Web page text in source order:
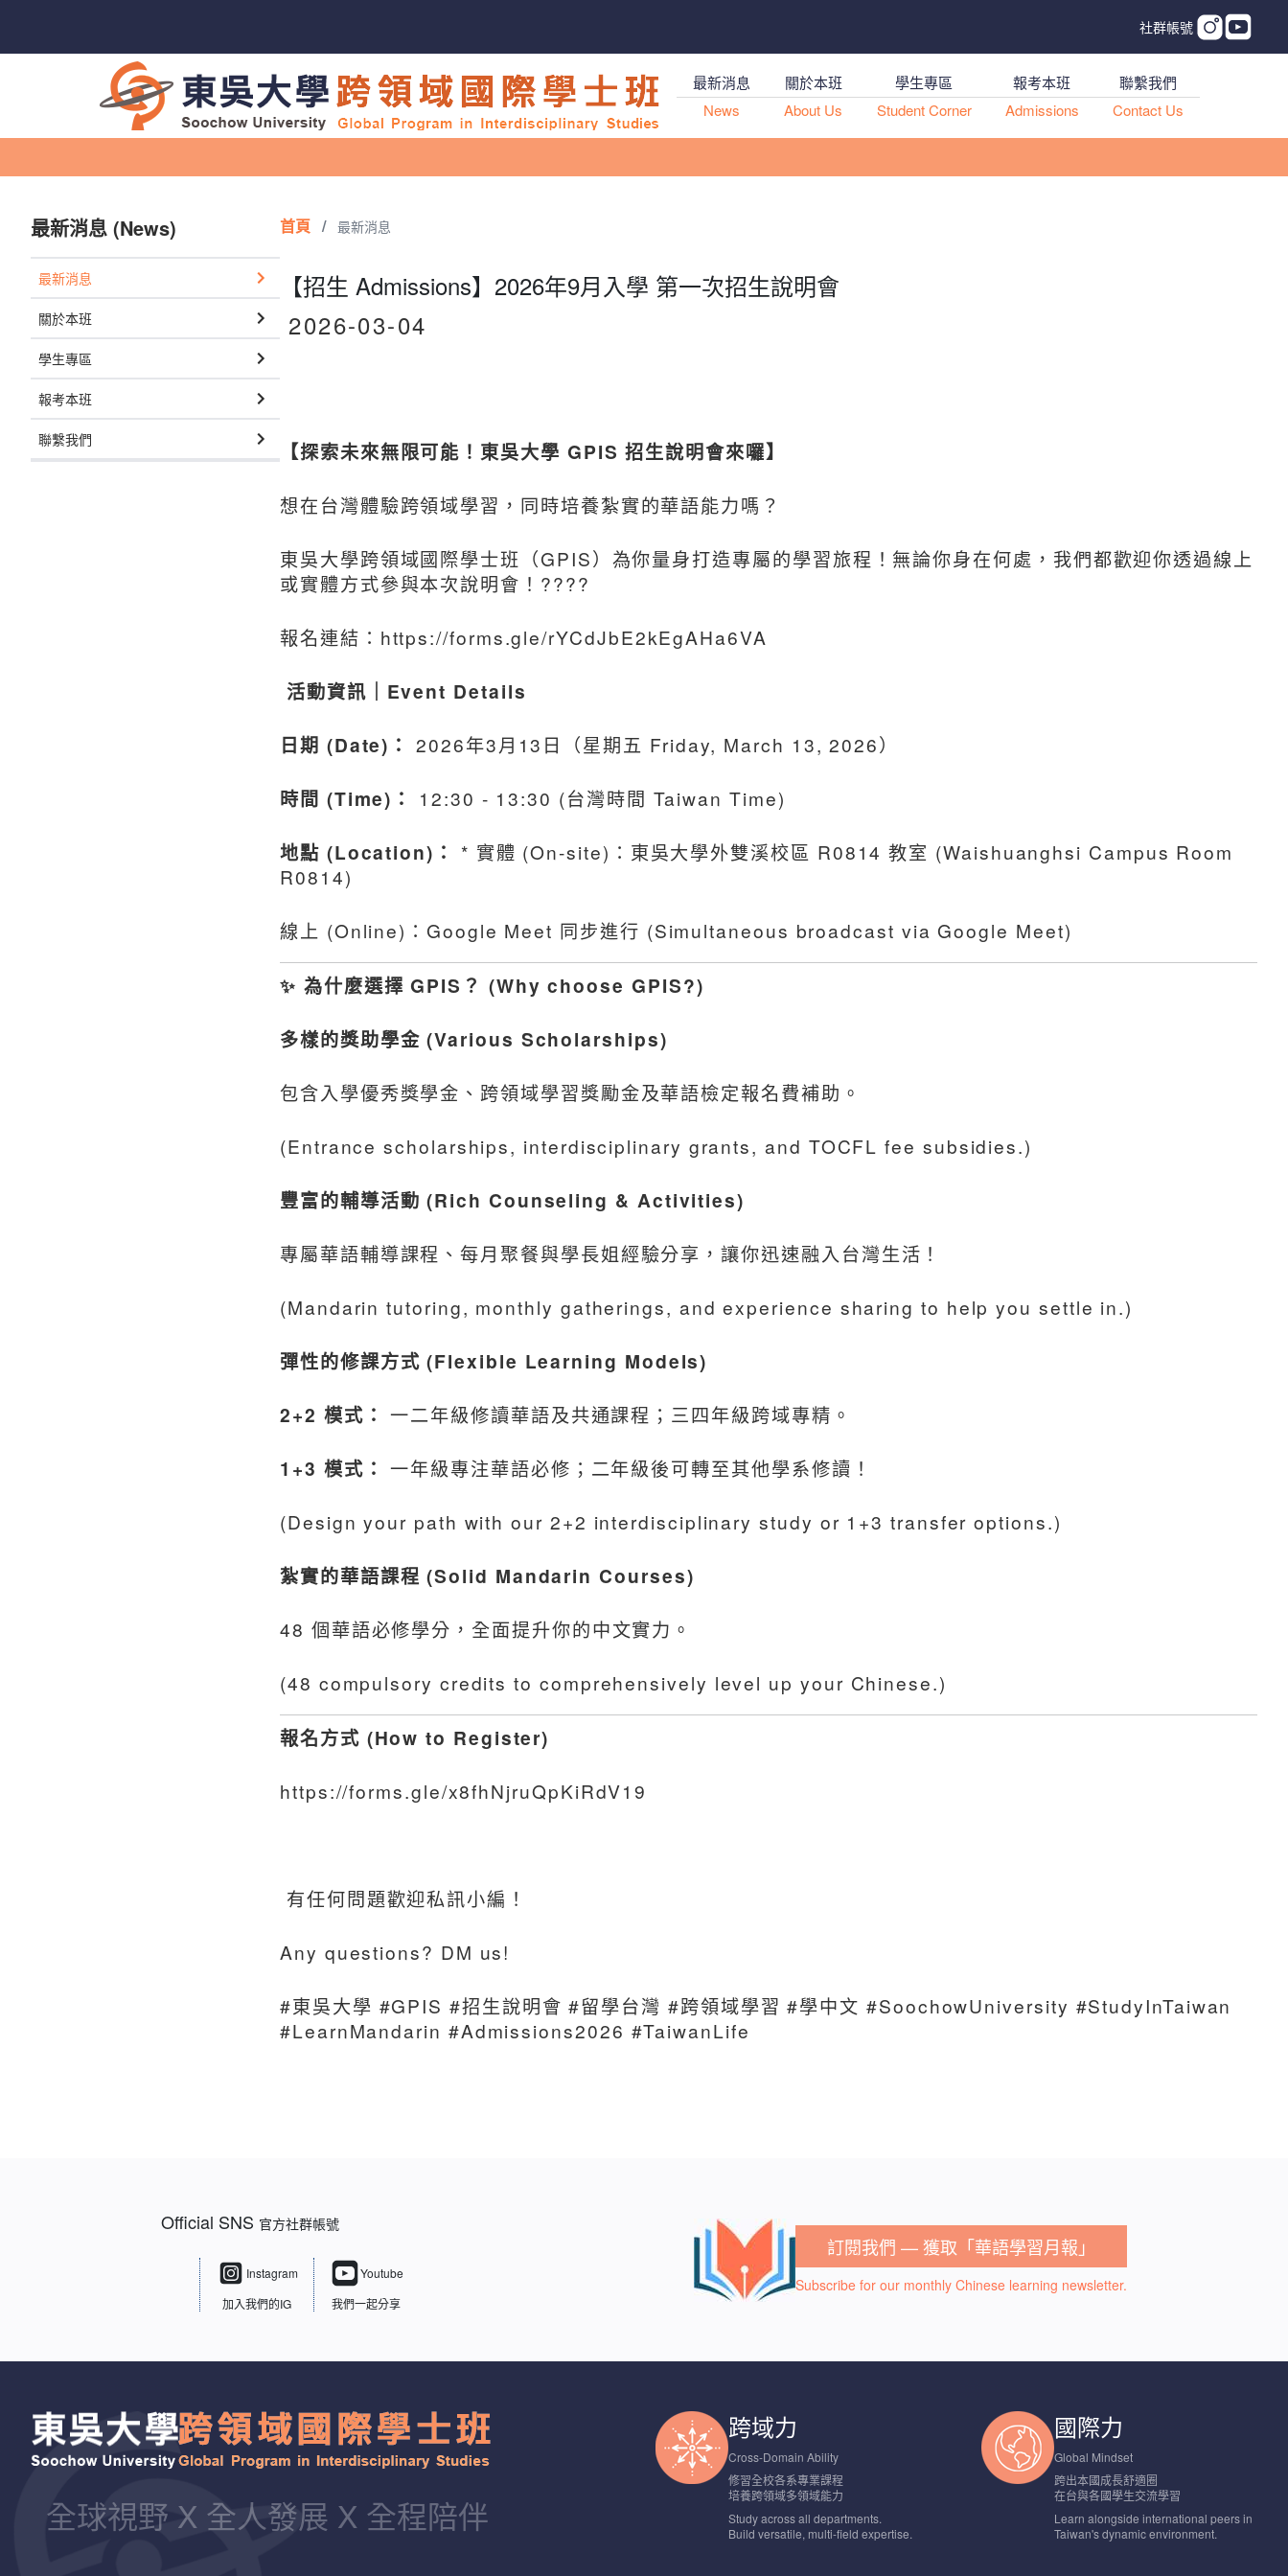
社群帳號
最新消息
News
關於本班
About Us
學生專區
Student Corner
報考本班
Admissions
聯繫我們
Contact Us
最新消息 (News)
最新消息
關於本班
學生專區
報考本班
聯繫我們
首頁 / 最新消息
【招生 Admissions】2026年9月入學 第一次招生說明會
2026-03-04
【探索未來無限可能！東吳大學 GPIS 招生說明會來囉】
想在台灣體驗跨領域學習，同時培養紮實的華語能力嗎？
東吳大學跨領域國際學士班（GPIS）為你量身打造專屬的學習旅程！無論你身在何處，我們都歡迎你透過線上
或實體方式參與本次說明會！????
報名連結： https://forms.gle/rYCdJbE2kEgAHa6VA
活動資訊｜Event Details
日期 (Date)： 2026年3月13日（星期五 Friday, March 13, 2026）
時間 (Time)： 12:30 - 13:30 (台灣時間 Taiwan Time)
地點 (Location)：
* 實體 (On-site)：東吳大學外雙溪校區 R0814 教室 (Waishuanghsi Campus Room
R0814)
線上 (Online)：Google Meet 同步進行 (Simultaneous broadcast via Google Meet)
✨ 為什麼選擇 GPIS？ (Why choose GPIS?)
多樣的獎助學金 (Various Scholarships)
包含入學優秀獎學金、跨領域學習獎勵金及華語檢定報名費補助。
(Entrance scholarships, interdisciplinary grants, and TOCFL fee subsidies.)
豐富的輔導活動 (Rich Counseling & Activities)
專屬華語輔導課程、每月聚餐與學長姐經驗分享，讓你迅速融入台灣生活！
(Mandarin tutoring, monthly gatherings, and experience sharing to help you settle in.)
彈性的修課方式 (Flexible Learning Models)
2+2 模式： 一二年級修讀華語及共通課程；三四年級跨域專精。
1+3 模式： 一年級專注華語必修；二年級後可轉至其他學系修讀！
(Design your path with our 2+2 interdisciplinary study or 1+3 transfer options.)
紮實的華語課程 (Solid Mandarin Courses)
48 個華語必修學分，全面提升你的中文實力。
(48 compulsory credits to comprehensively level up your Chinese.)
報名方式 (How to Register)
https://forms.gle/x8fhNjruQpKiRdV19
有任何問題歡迎私訊小編！
Any questions? DM us!
#東吳大學 #GPIS #招生說明會 #留學台灣 #跨領域學習 #學中文 #SoochowUniversity #StudyInTaiwan
#LearnMandarin #Admissions2026 #TaiwanLife
Official SNS 官方社群帳號
Instagram
加入我們的IG
Youtube
我們一起分享
訂閱我們 — 獲取「華語學習月報」
Subscribe for our monthly Chinese learning newsletter.
全球視野 X 全人發展 X 全程陪伴
跨域力
Cross-Domain Ability
修習全校各系專業課程
培養跨領域多領域能力
Study across all departments.
Build versatile, multi-field expertise.
國際力
Global Mindset
跨出本國成長舒適圈
在台與各國學生交流學習
Learn alongside international peers in
Taiwan's dynamic environment.